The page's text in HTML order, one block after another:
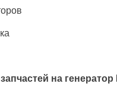
на генератор